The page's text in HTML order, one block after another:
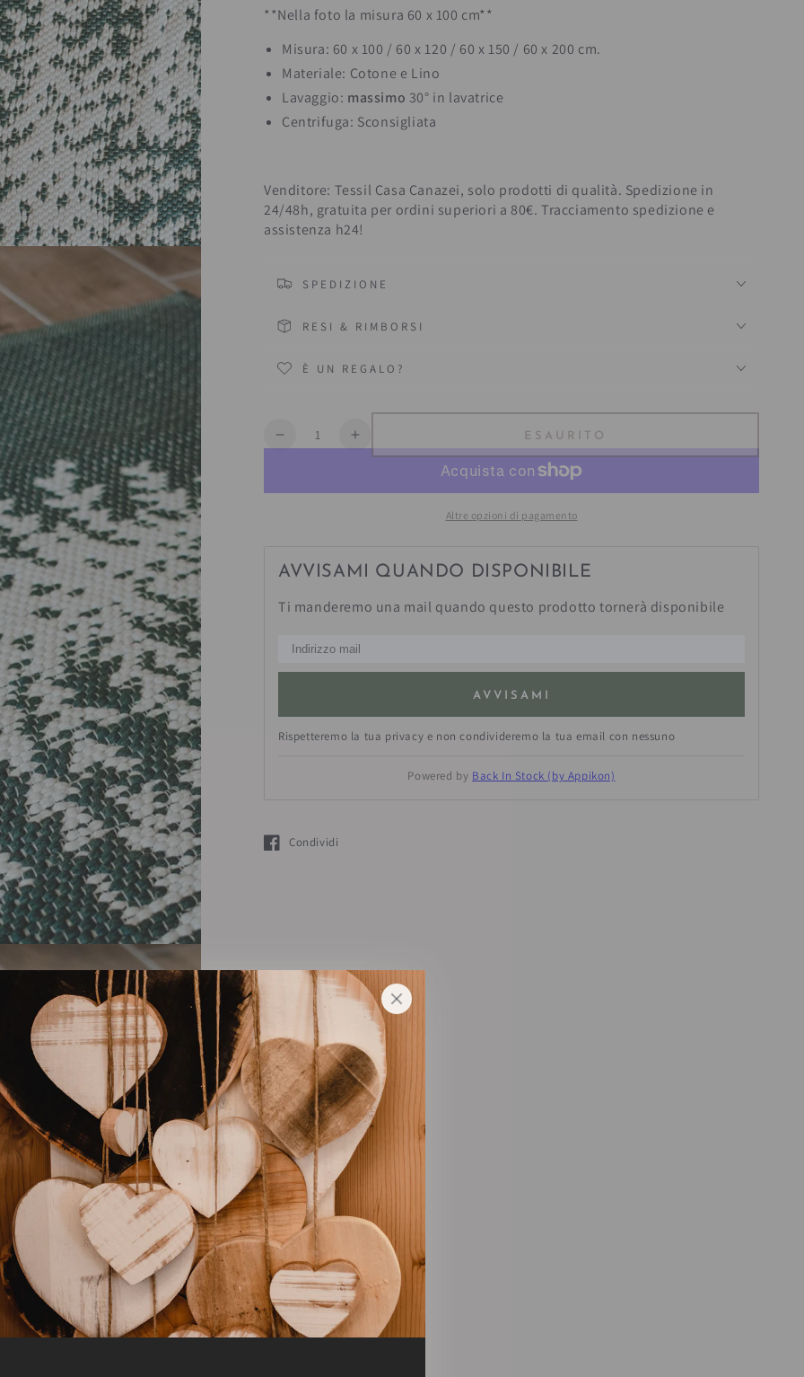
**Nella foto la misura 60 x 100 cm**
Misura: 60 x 100 / 60 x 120 / 60 x 150 / 60 x 200 cm.
Materiale: Cotone e Lino
Lavaggio: massimo 30° in lavatrice
Centrifuga: Sconsigliata
Venditore: Tessil Casa Canazei, solo prodotti di qualità. Spedizione in
24/48h, gratuita per ordini superiori a 80€. Tracciamento spedizione e
assistenza h24!
SPEDIZIONE
RESI & RIMBORSI
È UN REGALO?
Quantità
Diminuisce
per
Aumenta
per
ESAURITO
Altre opzioni di pagamento
AVVISAMI QUANDO DISPONIBILE
Ti manderemo una mail quando questo prodotto tornerà disponibile
AVVISAMI
Rispetteremo la tua privacy e non condivideremo la tua email con nessuno
Powered by Back In Stock (by Appikon)
Condividi
Si apre in una nuova finestra.